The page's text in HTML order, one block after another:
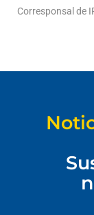
Corresponsal de